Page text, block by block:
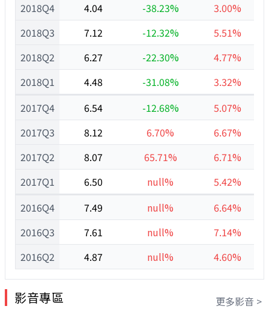
2018Q4
2018Q3
2018Q2
2018Q1
2017Q4
2017Q3
2017Q2
2017Q1
2016Q4
2016Q3
2016Q2
4.04
-38.23%
3.00%
7.12
-12.32%
5.51%
6.27
-22.30%
4.77%
4.48
-31.08%
3.32%
6.54
-12.68%
5.07%
8.12
6.70%
6.67%
8.07
65.71%
6.71%
6.50
null%
5.42%
7.49
null%
6.64%
7.61
null%
7.14%
4.87
null% 4.60%
影音專區 更多影音 >